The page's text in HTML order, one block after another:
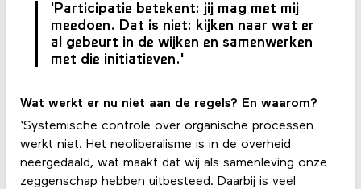
'Participatie betekent: jij mag met mij
meedoen. Dat is niet: kijken naar wat er
al gebeurt in de wijken en samenwerken
met die initiatieven.'
Wat werkt er nu niet aan de regels? En waarom?
‘Systemische controle over organische processen
werkt niet. Het neoliberalisme is in de overheid
neergedaald, wat maakt dat wij als samenleving onze
zeggenschap hebben uitbesteed. Daarbij is veel